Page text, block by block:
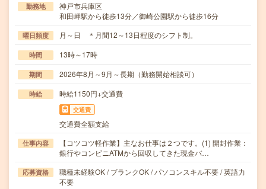
勤務地
神戸市兵庫区
和田岬駅から徒歩13分／御崎公園駅から徒歩16分
曜日頻度 月～日 ＊月間12～13日程度のシフト制。
時間 13時～17時
期間 2026年8月～9月～長期（勤務開始相談可）
時給 時給1150円+交通費
交通費
交通費全額支給
仕事内容
【コツコツ軽作業】主なお仕事は２つです。(1) 開封作業：
銀行やコンビニATMから回収してきた現金バ…
応募資格
職種未経験OK / ブランクOK / パソコンスキル不要 / 英語力
不要